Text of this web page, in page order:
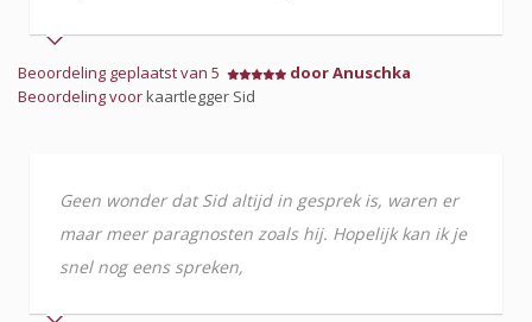
Beoordeling geplaatst van 5
door Anuschka
Beoordeling voorkaartlegger Sid
Geen wonder dat Sid altijd in gesprek is, waren er
maar meer paragnosten zoals hij. Hopelijk kan ik je
snel nog eens spreken,